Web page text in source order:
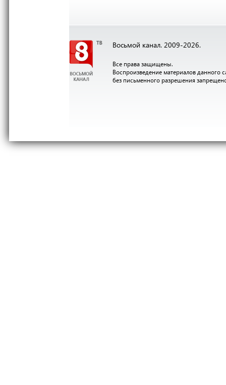
Восьмой канал. 2009-2026.
Все права защищены.
Воспроизведение материалов данного
без письменного разрешения